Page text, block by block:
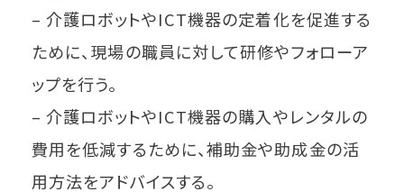
– 介護ロボットやICT機器の定着化を促進する
ために、現場の職員に対して研修やフォローア
ップを行う。
– 介護ロボットやICT機器の購入やレンタルの
費用を低減するために、補助金や助成金の活
用方法をアドバイスする。